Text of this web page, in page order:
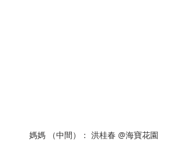
媽媽 （中間）： 洪桂春 @海寶花園